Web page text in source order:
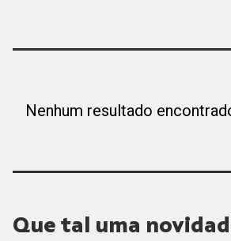
Nenhum resultado
Que tal uma